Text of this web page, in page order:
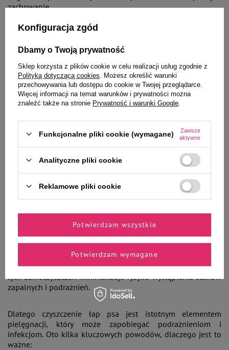
zachowanie​.
Aby nauczyć psa, jak wycierać łapy, można stopniowo
ręcznika, należy delikatnie osuszać łapy, jednocześnie
zachowując spokój i nagradzając pupila za współpracę.
Regularność oraz pozytywne wzmocnienie to kluczowe
elementy sukcesu w tym procesie​.
wiedzieć, jak myć łapy psu. Jeśli zrobisz to nieprawidłowo,
możesz go wystraszyć! Dlatego zadbaj o to, żeby Twoje ruchy
były spokojne, woda ciepła, ale nie gorąca, a dodatkowo, aby
Jak czyszczenie łap psa zapobiega
podrażnieniom i infekcjom?
Regularne czyszczenie łap psa po spacerze ma kluczowe
znaczenie dla zdrowia i komfortu zwierzęcia. Na psich łapach
gromadzą się różne substancje, które mogą prowadzić do
podrażnień, takich jak sól drogowa, błoto, a nawet
chemikalia stosowane do pielęgnacji trawników. Usuwanie
tych zanieczyszczeń minimalizuje ryzyko wystąpienia stanów
zapalnych i podrażnień.
Dlatego czyszczenie łap psa jest istotnym elementem
pielęgnacji, który może zapobiegać podrażnieniom i
infekcjom. Oto kilka kluczowych powodów, dlaczego jest to
ważne:
Konfiguracja zgód
Dbamy o Twoją prywatność
Sklep korzysta z plików cookie w celu realizacji usług zgodnie z
Polityką dotyczącą cookies . Możesz określić warunki
przechowywania lub dostępu do cookie w Twojej przeglądarce.
Więcej informacji na temat warunków i prywatności można
znaleźć także na stronie Prywatność i warunki Google
Funkcjonalne pliki cookie (wymagane)
Zawsze
aktywne
Analityczne pliki cookie
Reklamowe pliki cookie
Potwierdzam wymagane
Potwierdzam wszystkie